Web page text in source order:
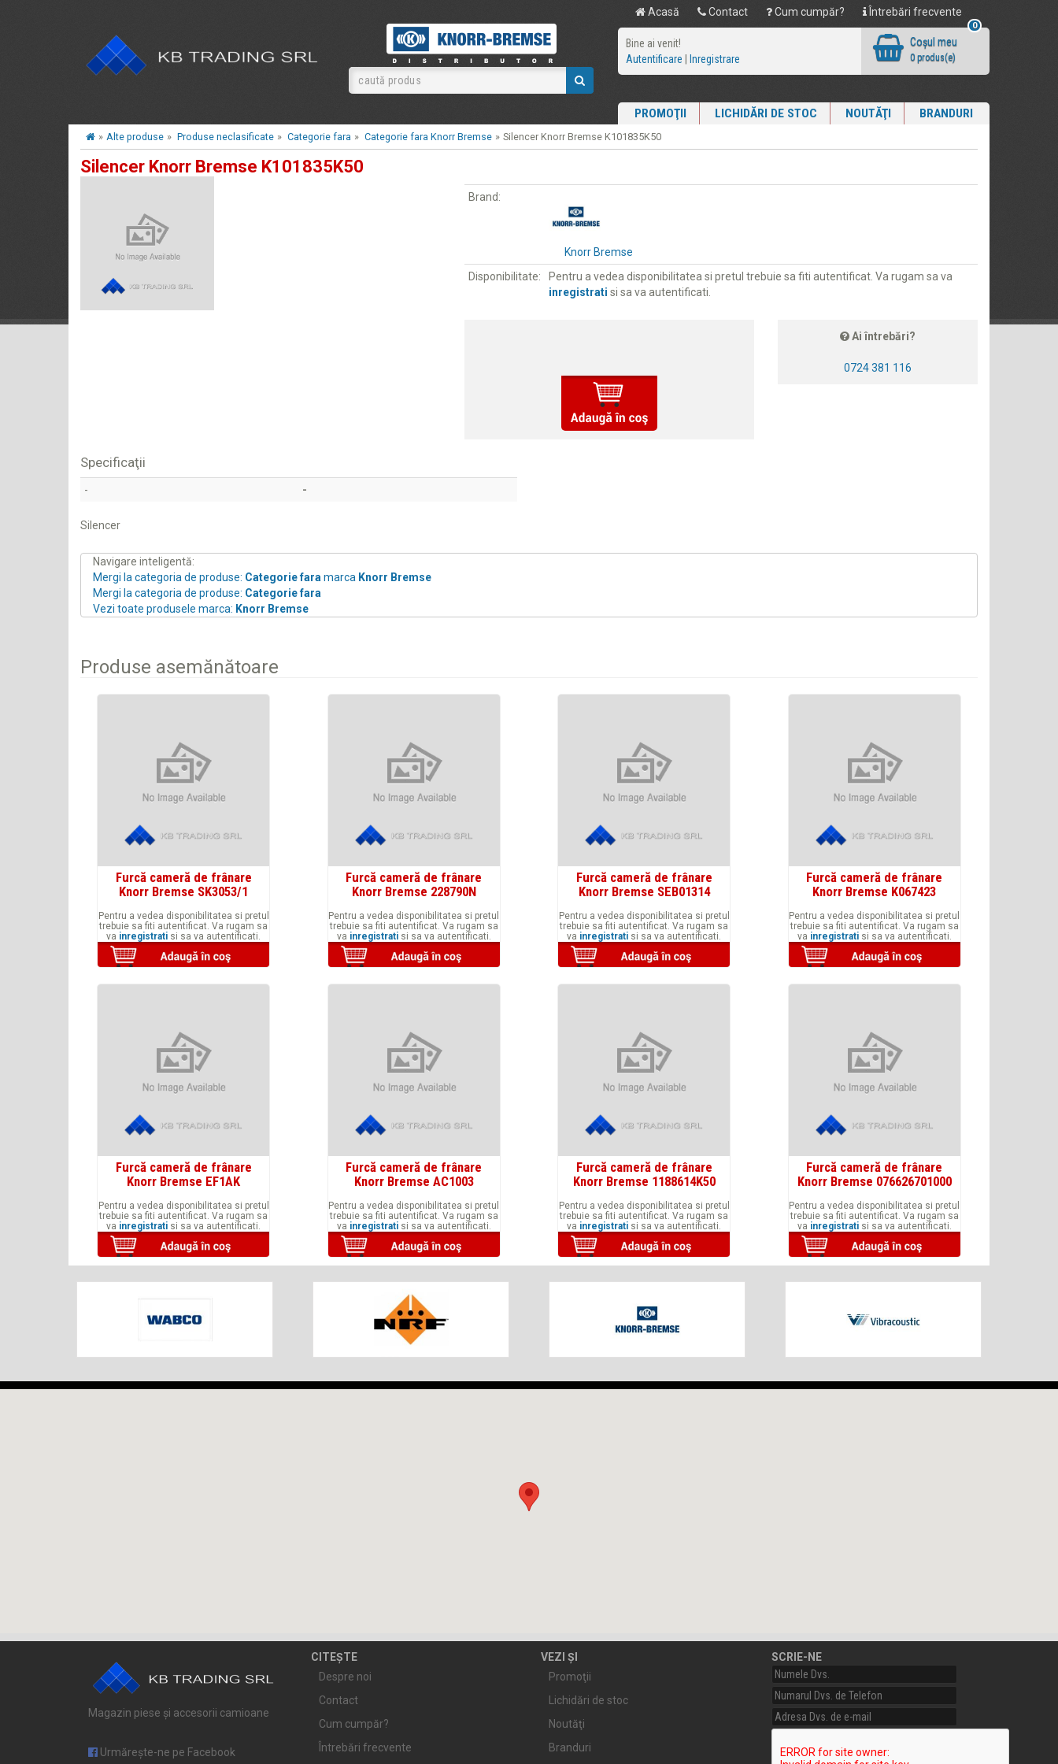
Acasă Contact Cum cumpăr? Întrebări frecvente
Bine ai venit!
Autentificare
Inregistrare
0
Coşul meu
0 produs(e)
PROMOŢII LICHIDĂRI DE STOC NOUTĂŢI BRANDURI
» Alte produse » Produse neclasificate » Categorie fara » Categorie fara Knorr Bremse » Silencer Knorr Bremse K101835K50
Silencer Knorr Bremse K101835K50
Brand:
Knorr Bremse
Disponibilitate:
Pentru a vedea disponibilitatea si pretul trebuie sa fiti autentificat. Va rugam sa va
inregistrati si sa va autentificati.
Ai întrebări?
0724 381 116
Specificaţii
- -
Silencer
Navigare inteligentă:
Mergi la categoria de produse: Categorie fara marca Knorr Bremse
Mergi la categoria de produse: Categorie fara
Vezi toate produsele marca: Knorr Bremse
Produse asemănătoare
Furcă cameră de frânare
Knorr Bremse SK3053/1
Pentru a vedea disponibilitatea si pretul
trebuie sa fiti autentificat. Va rugam sa
va inregistrati si sa va autentificati.
Furcă cameră de frânare
Knorr Bremse 228790N
Pentru a vedea disponibilitatea si pretul
trebuie sa fiti autentificat. Va rugam sa
va inregistratisi sa va autentificati.
Furcă cameră de frânare
Knorr Bremse SEB01314
Pentru a vedea disponibilitatea si pretul
trebuie sa fiti autentificat. Va rugam sa
va inregistrati si sa va autentificati.
Furcă cameră de frânare
Knorr Bremse K067423
Pentru a vedea disponibilitatea si pretul
trebuie sa fiti autentificat. Va rugam sa
va inregistratisi sa va autentificati.
Furcă cameră de frânare
Knorr Bremse EF1AK
Pentru a vedea disponibilitatea si pretul
trebuie sa fiti autentificat. Va rugam sa
va inregistrati si sa va autentificati.
Furcă cameră de frânare
Knorr Bremse AC1003
Pentru a vedea disponibilitatea si pretul
trebuie sa fiti autentificat. Va rugam sa
va inregistratisi sa va autentificati.
Furcă cameră de frânare
Knorr Bremse 1188614K50
Pentru a vedea disponibilitatea si pretul
trebuie sa fiti autentificat. Va rugam sa
va inregistrati si sa va autentificati.
Furcă cameră de frânare
Knorr Bremse 076626701000
Pentru a vedea disponibilitatea si pretul
trebuie sa fiti autentificat. Va rugam sa
va inregistratisi sa va autentificati.
Magazin piese și accesorii camioane
Urmărește-ne pe Facebook
CITEȘTE
Despre noi
Contact
Cum cumpăr?
Întrebări frecvente
VEZI ȘI
Promoţii
Lichidări de stoc
Noutăţi
Branduri
SCRIE-NE